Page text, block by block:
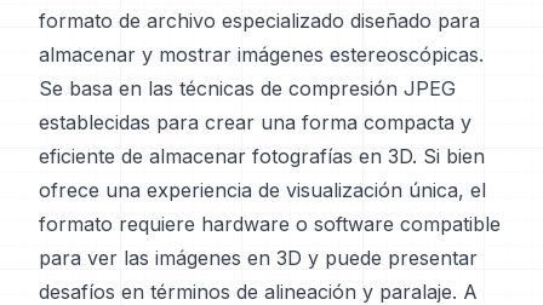
formato de archivo especializado diseñado para
almacenar y mostrar imágenes estereoscópicas.
Se basa en las técnicas de compresión JPEG
establecidas para crear una forma compacta y
eficiente de almacenar fotografías en 3D. Si bien
ofrece una experiencia de visualización única, el
formato requiere hardware o software compatible
para ver las imágenes en 3D y puede presentar
desafíos en términos de alineación y paralaje. A